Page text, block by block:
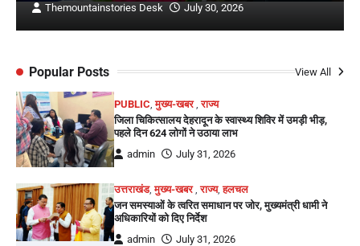
Themountainstories Desk July 30, 2026
Popular Posts View All
PUBLIC ,मुख्य-खबर ,राज्य
जिला चिकित्सालय देहरादून के स्वास्थ्य शिविर में उमड़ी भीड़,
पहले दिन 624 लोगों ने उठाया लाभ
admin
July 31, 2026
उत्तराखंड,मुख्य-खबर ,राज्य,हलचल
जन समस्याओं के त्वरित समाधान पर जोर, मुख्यमंत्री धामी ने
अधिकारियों को दिए निर्देश
admin
July 31, 2026